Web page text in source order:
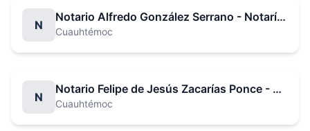
N
Notario Alfredo González Serrano - Notaría No. 2
Cuauhtémoc
N
Notario Felipe de Jesús Zacarías Ponce - Notaría No. 4
Cuauhtémoc